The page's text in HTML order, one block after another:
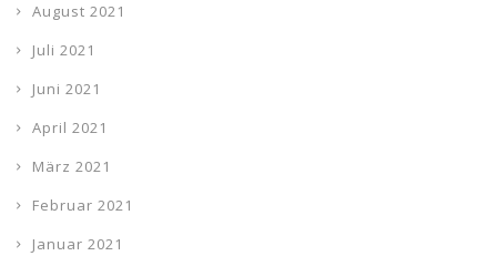
August 2021
Juli 2021
Juni 2021
April 2021
März 2021
Februar 2021
Januar 2021